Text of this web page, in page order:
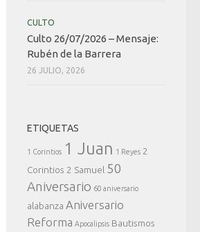
CULTO
Culto 26/07/2026 – Mensaje:
Rubén de la Barrera
26 JULIO, 2026
ETIQUETAS
1 Corintios 1 Juan 1 Reyes 2
Corintios 2 Samuel 50
Aniversario 60 aniversario
alabanza Aniversario
Reforma Apocalipsis Bautismos